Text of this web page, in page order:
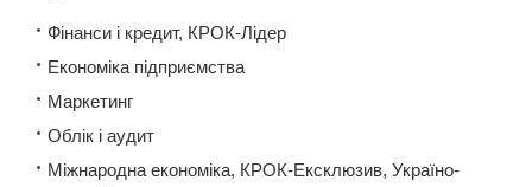
Фінанси і кредит, КРОК-Лідер
Економіка підприємства
Маркетинг
Облік і аудит
Міжнародна економіка, КРОК-Ексклюзив, Україно-